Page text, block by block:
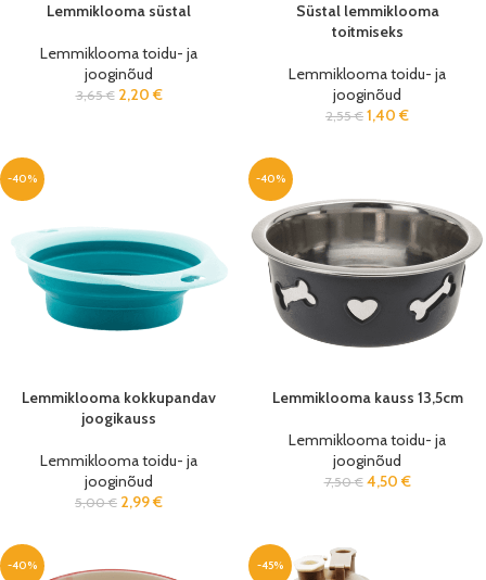
Lemmiklooma süstal
Lemmiklooma toidu- ja
jooginõud
3,65€ 2,20 €
Süstal lemmiklooma
toitmiseks
Lemmiklooma toidu- ja
jooginõud
2,55€ 1,40 €
-40%
Lemmiklooma kokkupandav
joogikauss
Lemmiklooma toidu- ja
jooginõud
5,00€ 2,99€
-40%
Lemmiklooma kauss 13,5cm
Lemmiklooma toidu- ja
jooginõud
7,50€ 4,50 €
-40% -45%